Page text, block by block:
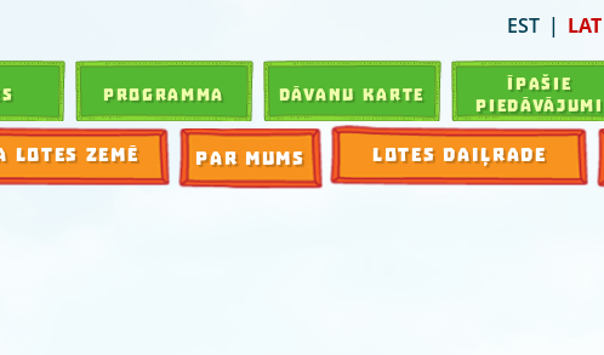
EST LAT
PROGRAMMA DĀVANU KARTE
ĪPAŠIE
PIEDĀVĀJUMI
LOTES ZEMĒ PAR MUMS LOTES DAIĻRADE